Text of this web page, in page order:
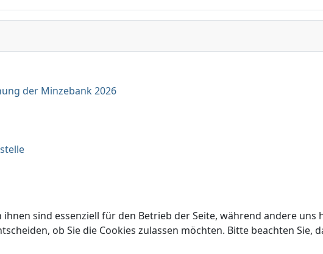
der Minzebank 2026
sind essenziell für den Betrieb der Seite, während andere
ob Sie die Cookies zulassen möchten. Bitte beachten